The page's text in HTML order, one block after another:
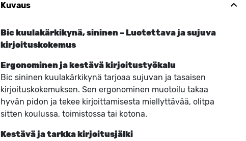
Kuvaus
Bic kuulakärkikynä, sininen – Luotettava ja sujuva
kirjoituskokemus
Ergonominen ja kestävä kirjoitustyökalu
Bic sininen kuulakärkikynä tarjoaa sujuvan ja tasaisen
kirjoituskokemuksen. Sen ergonominen muotoilu takaa
hyvän pidon ja tekee kirjoittamisesta miellyttävää, olitpa
sitten koulussa, toimistossa tai kotona.
Kestävä ja tarkka kirjoitusjälki